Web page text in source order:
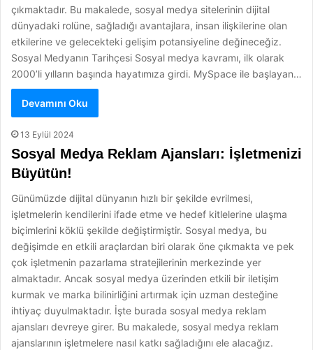
çıkmaktadır. Bu makalede, sosyal medya sitelerinin dijital
dünyadaki rolüne, sağladığı avantajlara, insan ilişkilerine olan
etkilerine ve gelecekteki gelişim potansiyeline değineceğiz.
Sosyal Medyanın Tarihçesi Sosyal medya kavramı, ilk olarak
2000’li yılların başında hayatımıza girdi. MySpace ile başlayan…
Devamını Oku
13 Eylül 2024
Sosyal Medya Reklam Ajansları: İşletmenizi
Büyütün!
Günümüzde dijital dünyanın hızlı bir şekilde evrilmesi,
işletmelerin kendilerini ifade etme ve hedef kitlelerine ulaşma
biçimlerini köklü şekilde değiştirmiştir. Sosyal medya, bu
değişimde en etkili araçlardan biri olarak öne çıkmakta ve pek
çok işletmenin pazarlama stratejilerinin merkezinde yer
almaktadır. Ancak sosyal medya üzerinden etkili bir iletişim
kurmak ve marka bilinirliğini artırmak için uzman desteğine
ihtiyaç duyulmaktadır. İşte burada sosyal medya reklam
ajansları devreye girer. Bu makalede, sosyal medya reklam
ajanslarının işletmelere nasıl katkı sağladığını ele alacağız.